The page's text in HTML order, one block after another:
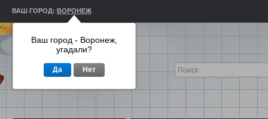
ВАШ ГОРОД: ВОРОНЕЖ
Ваш город - Воронеж,
угадали?
Да Нет